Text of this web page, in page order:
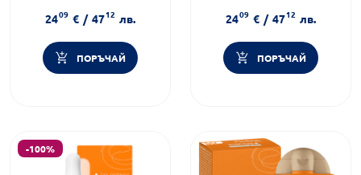
Дермокозметика
Тип продукт:
Крем
2409 € / 4712 лв.
ПОРЪЧАЙ
Тип продукт:Крем
2409 € / 4712 лв.
ПОРЪЧАЙ
-100%